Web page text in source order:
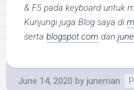
& F5 pada keyboard untuk
Kunjungi juga Blog saya di
serta blogspot.com dan
June 14, 2020 by juneman